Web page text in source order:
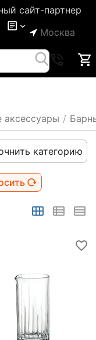
сайт-партнер
Москва
/
категорию